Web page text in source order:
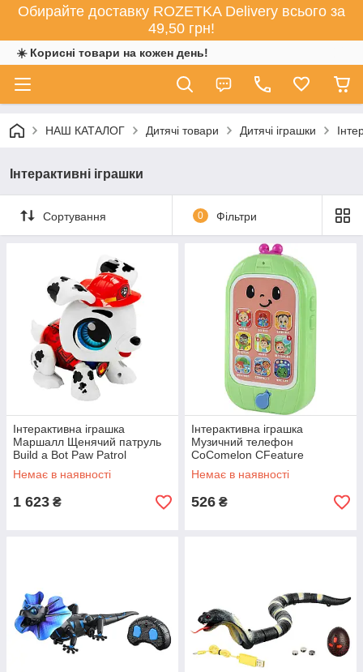
Обирайте доставку ROZETKA Delivery всього за
49,50 грн!
☀️ Корисні товари на кожен день!
НАШ КАТАЛОГ Дитячі товари Дитячі іграшки
Інтерактивні іграшки
Сортування 0 Фільтри
Інтерактивна іграшка
Маршалл Щенячий патруль
Build a Bot Paw Patrol
(SHiz15670)
Немає в наявності
1 623 ₴
Інтерактивна іграшка
Музичний телефон
CoComelon CFeature
Roleplay Musical Cell Phone
(SHiz15671)
Немає в наявності
526 ₴